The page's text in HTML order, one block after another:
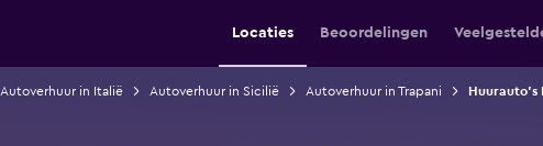
Locaties Beoordelingen
Autoverhuur in Italië Autoverhuur in Sicilië Autoverhuur in Trapani Huurauto's